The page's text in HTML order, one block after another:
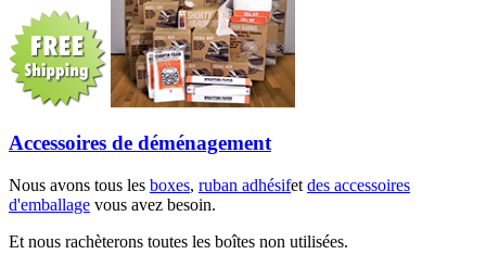
Accessoires de déménagement
Nous avons tous les boxes, ruban adhésifet des accessoires
d'emballage vous avez besoin.
Et nous rachèterons toutes les boîtes non utilisées.